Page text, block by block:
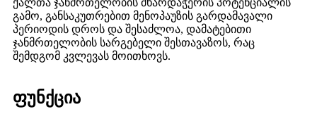
ქალთა ჯანმრთელობის მხარდაჭერის პოტენციალის
გამო, განსაკუთრებით მენოპაუზის გარდამავალი
პერიოდის დროს და შესაძლოა, დამატებითი
ჯანმრთელობის სარგებელი შესთავაზოს, რაც
შემდგომ კვლევას მოითხოვს.
ფუნქცია